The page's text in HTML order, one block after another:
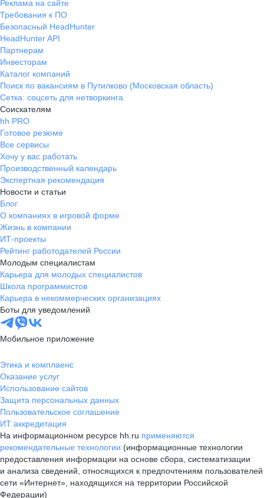
Реклама на сайте
Требования к ПО
Безопасный HeadHunter
HeadHunter API
Партнерам
Инвесторам
Каталог компаний
Поиск по вакансиям в Путилково (Московская область)
Сетка: соцсеть для нетворкинга
Соискателям
hh PRO
Готовое резюме
Все сервисы
Хочу у вас работать
Производственный календарь
Экспертная рекомендация
Новости и статьи
Блог
О компаниях в игровой форме
Жизнь в компании
ИТ-проекты
Рейтинг работодателей России
Молодым специалистам
Карьера для молодых специалистов
Школа программистов
Карьера в некоммерческих организациях
Боты для уведомлений
Мобильное приложение
Этика и комплаенс
Оказание услуг
Использование сайтов
Защита персональных данных
Пользовательское соглашение
ИТ аккредитация
На информационном ресурсе hh.ru применяются
рекомендательные технологии (информационные технологии
предоставления информации на основе сбора, систематизации
и анализа сведений, относящихся к предпочтениям пользователей
сети «Интернет», находящихся на территории Российской
Федерации)